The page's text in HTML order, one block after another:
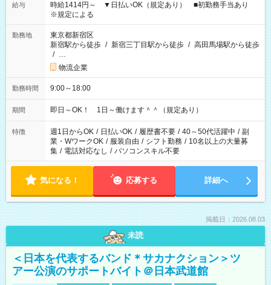
給与
時給1414円～ ▼日払いOK（規定あり） ■初勤務手当あり
※規定による
勤務地
東京都新宿区
新宿駅から徒歩 / 新宿三丁目駅から徒歩 / 高田馬場駅から徒歩
/ …
物流企業
勤務時間 9:00～18:00
期間 即日～OK！ 1日～働けます＾＾（規定あり）
特徴 週1日からOK / 日払いOK / 履歴書不要 / 40～50代活躍中 / 副
業・WワークOK / 服装自由 / シフト勤務 / 10名以上の大量募
集 / 電話対応なし / パソコンスキル不要
気になる！ 応募する 詳細へ
掲載日：2026.08.03
未読
＜日本を代表するバンド＊サカナクション＞ツ
アー公演のサポートバイト＠日本武道館